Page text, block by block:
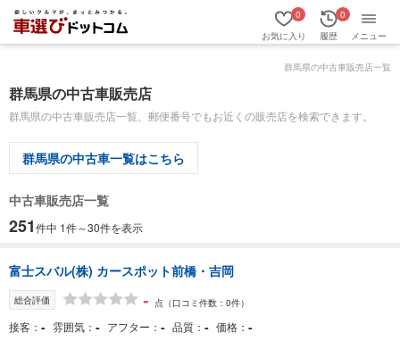
お気に入り
0
履歴
0
メニュー
群馬県の中古車販売店一覧
群馬県の中古車販売店
群馬県の中古車販売店一覧。郵便番号でもお近くの販売店を検索できます。
群馬県の中古車一覧はこちら
中古車販売店一覧
251件中 1件～30件を表示
富士スバル(株) カースポット前橋・吉岡
総合評価 - 点 （口コミ件数：0件）
接客 - 雰囲気 - アフター - 品質 - 価格 -